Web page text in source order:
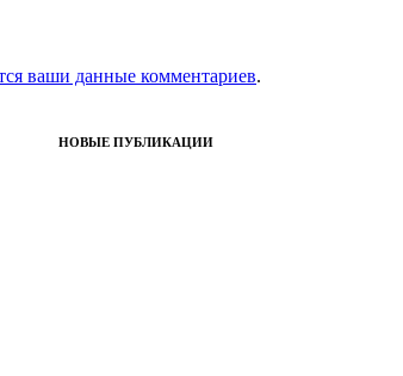
ваши данные комментариев.
НОВЫЕ ПУБЛИКАЦИИ